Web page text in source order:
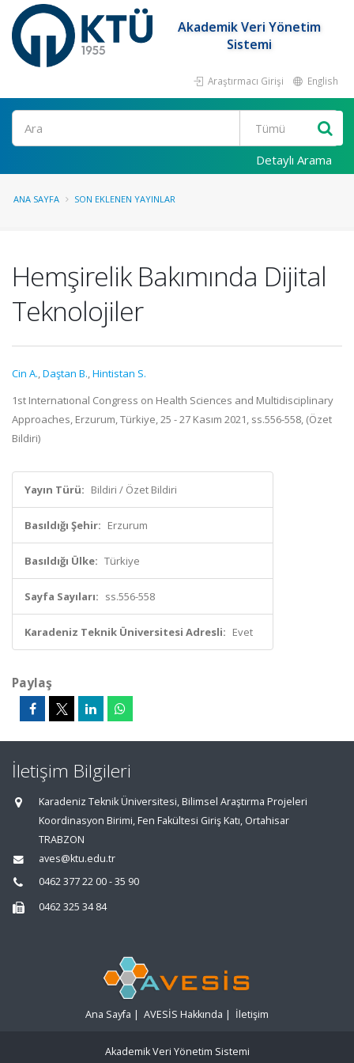
Akademik Veri Yönetim
Sistemi
Araştırmacı Girişi English
Ara
Detaylı Arama
ANA SAYFA SON EKLENEN YAYINLAR
Hemşirelik Bakımında Dijital
Teknolojiler
Cin A.,Daştan B.,Hintistan S.
1st Internatıonal Congress on Health Sciences and Multidisciplinary
Approaches, Erzurum, Türkiye, 25 - 27 Kasım 2021, ss.556-558, (Özet
Bildiri)
Yayın Türü: Bildiri / Özet Bildiri
Basıldığı Şehir: Erzurum
Basıldığı Ülke: Türkiye
Sayfa Sayıları: ss.556-558
Karadeniz Teknik Üniversitesi Adresli: Evet
Paylaş
İletişim Bilgileri
Karadeniz Teknik Üniversitesi, Bilimsel Araştırma Projeleri
Koordinasyon Birimi, Fen Fakültesi Giriş Katı, Ortahisar
TRABZON
aves@ktu.edu.tr
0462 377 22 00 - 35 90
0462 325 34 84
Ana Sayfa | AVESİS Hakkında | İletişim
Akademik Veri Yönetim Sistemi